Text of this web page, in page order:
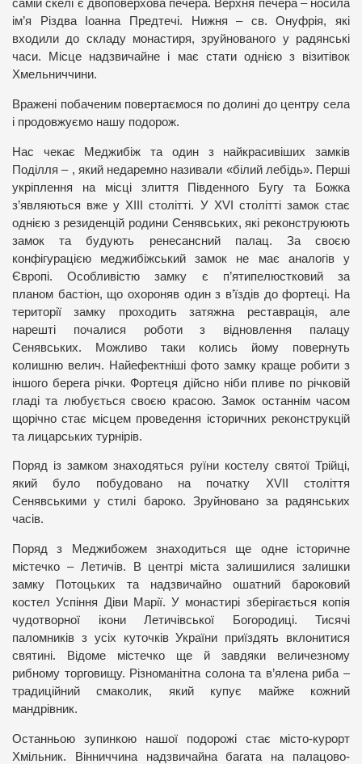
самій скелі є двоповерхова печера. Верхня печера – носила
ім’я Різдва Іоанна Предтечі. Нижня – св. Онуфрія, які
входили до складу монастиря, зруйнованого у радянські
часи. Місце надзвичайне і має стати однією з візитівок
Хмельниччини.
Вражені побаченим повертаємося по долині до центру села
і продовжуємо нашу подорож.
Нас чекає Меджибіж та один з найкрасивіших замків
Поділля – , який недаремно називали «білий лебідь». Перші
укріплення на місці злиття Південного Бугу та Божка
з’являються вже у ХІІІ столітті. У ХVІ столітті замок стає
однією з резиденцій родини Сенявських, які реконструюють
замок та будують ренесансний палац. За своєю
конфігурацією меджибіжський замок не має аналогів у
Європі. Особливістю замку є п’ятипелюстковий за
планом бастіон, що охороняв один з в’їздів до фортеці. На
території замку проходить затяжна реставрація, але
нарешті почалися роботи з відновлення палацу
Сенявських. Можливо таки колись йому повернуть
колишню велич. Найефектніші фото замку краще робити з
іншого берега річки. Фортеця дійсно ніби пливе по річковій
гладі та любується своєю красою. Замок останнім часом
щорічно стає місцем проведення історичних реконструкцій
та лицарських турнірів.
Поряд із замком знаходяться руїни костелу святої Трійці,
який було побудовано на початку ХVІІ століття
Сенявськими у стилі бароко. Зруйновано за радянських
часів.
Поряд з Меджибожем знаходиться ще одне історичне
містечко – Летичів. В центрі міста залишилися залишки
замку Потоцьких та надзвичайно ошатний бароковий
костел Успіння Діви Марії. У монастирі зберігається копія
чудотворної ікони Летичівської Богородиці. Тисячі
паломників з усіх куточків України приїздять вклонитися
святині. Відоме містечко ще й завдяки величезному
рибному торговищу. Різноманітна солона та в’ялена риба –
традиційний смаколик, який купує майже кожний
мандрівник.
Останньою зупинкою нашої подорожі стає місто-курорт
Хмільник. Вінниччина надзвичайна багата на палацово-